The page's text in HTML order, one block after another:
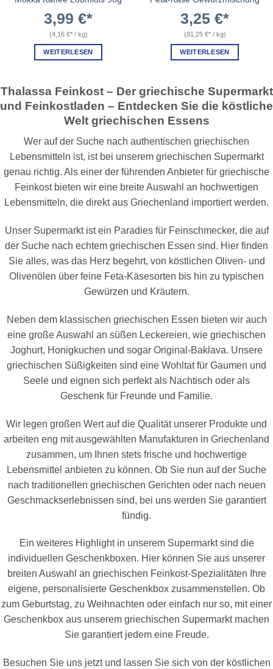
3,99 €
(4,16 € / kg)
WEITERLESEN
3,25 €
(81,25 € / kg)
WEITERLESEN
Thalassa Feinkost – Der griechische Supermarkt
und Feinkostladen – Entdecken Sie die köstliche
Welt griechischen Essens
Wer auf der Suche nach authentischen griechischen
Lebensmitteln ist, ist bei unserem griechischen Supermarkt
genau richtig. Als einer der führenden Anbieter für griechische
Feinkost bieten wir eine breite Auswahl an hochwertigen
Lebensmitteln, die direkt aus Griechenland importiert werden.
Unser Supermarkt ist ein Paradies für Feinschmecker, die auf
der Suche nach echtem griechischen Essen sind. Hier finden
Sie alles, was das Herz begehrt, von köstlichen Oliven- und
Olivenölen über feine Feta-Käsesorten bis hin zu typischen
Gewürzen und Kräutern.
Neben dem klassischen griechischen Essen bieten wir auch
eine große Auswahl an süßen Leckereien, wie griechischen
Joghurt, Honigkuchen und sogar Original-Baklava. Unsere
griechischen Süßigkeiten sind eine Wohltat für Gaumen und
Seele und eignen sich perfekt als Nachtisch oder als
Geschenk für Freunde und Familie.
Wir legen großen Wert auf die Qualität unserer Produkte und
arbeiten eng mit ausgewählten Manufakturen in Griechenland
zusammen, um Ihnen stets frische und hochwertige
Lebensmittel anbieten zu können. Ob Sie nun auf der Suche
nach traditionellen griechischen Gerichten oder nach neuen
Geschmackserlebnissen sind, bei uns werden Sie garantiert
fündig.
Ein weiteres Highlight in unserem Supermarkt sind die
individuellen Geschenkboxen. Hier können Sie aus unserer
breiten Auswahl an griechischen Feinkost-Spezialitäten Ihre
eigene, personalisierte Geschenkbox zusammenstellen. Ob
zum Geburtstag, zu Weihnachten oder einfach nur so, mit einer
Geschenkbox aus unserem griechischen Supermarkt machen
Sie garantiert jedem eine Freude.
Besuchen Sie uns jetzt und lassen Sie sich von der köstlichen